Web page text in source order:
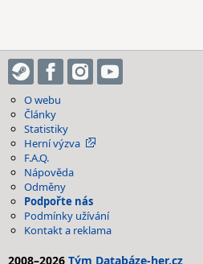
O webu
Články
Statistiky
Herní výzva
F.A.Q.
Nápověda
Odměny
Podpořte nás
Podmínky užívání
Kontakt a reklama
2008–2026 Tým Databáze-her.cz